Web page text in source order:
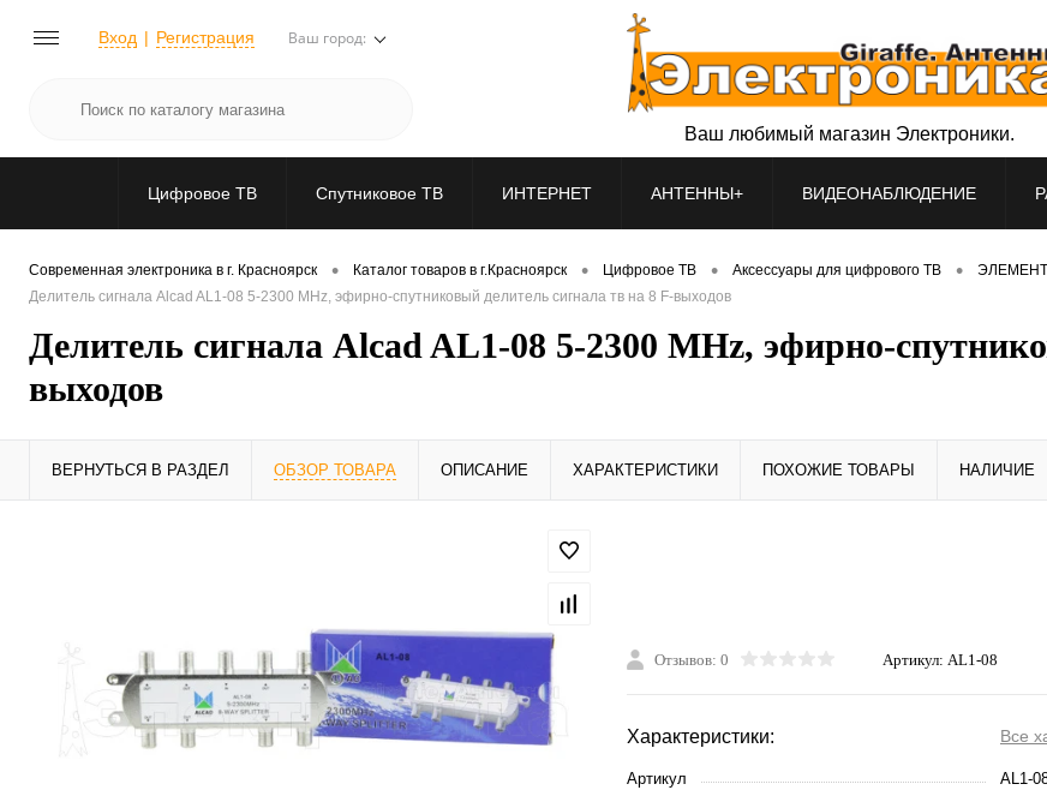
Вход Регистрация Ваш город:
Ваш любимый магазин Электроники.
Цифровое ТВ Спутниковое ТВ ИНТЕРНЕТ АНТЕННЫ+ ВИДЕОНАБЛЮДЕНИЕ
Современная электроника в г. Красноярск • Каталог товаров в г.Красноярск • Цифровое ТВ • Аксессуары для цифрового ТВ •
Делитель сигнала Alcad AL1-08 5-2300 MHz, эфирно-спутниковый делитель сигнала тв на 8 F-выходов
Делитель сигнала Alcad AL1-08 5-2300 MHz, эфирно-
выходов
ВЕРНУТЬСЯ В РАЗДЕЛ ОБЗОР ТОВАРА ОПИСАНИЕ ХАРАКТЕРИСТИКИ ПОХОЖИЕ ТОВАРЫ НАЛИЧИЕ
Отзывов: 0 Артикул: AL1-08
Характеристики: Все
Артикул
AL1-